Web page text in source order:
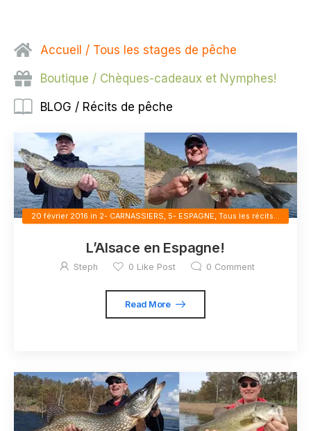
Accueil / Tous les stages de pêche
Boutique / Chèques-cadeaux et Nymphes!
BLOG / Récits de pêche
20 février 2016 in 2- CARNASSIERS, 5- ESPAGNE, Tous les récits...
L’Alsace en Espagne!
Steph 0 Like Post 0 Comment
Read More